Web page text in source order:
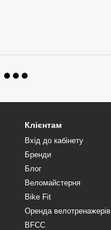
Клієнтам
Вхід до кабінету
Бренди
Блог
Веломайстерня
Bike Fit
Оренда велотренажерів
BFCC